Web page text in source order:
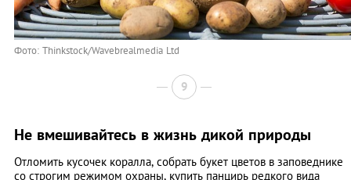
Фото: Thinkstock/Wavebrealmedia Ltd
9
Не вмешивайтесь в жизнь дикой природы
Отломить кусочек коралла, собрать букет цветов в заповеднике
со строгим режимом охраны, купить панцирь редкого вида